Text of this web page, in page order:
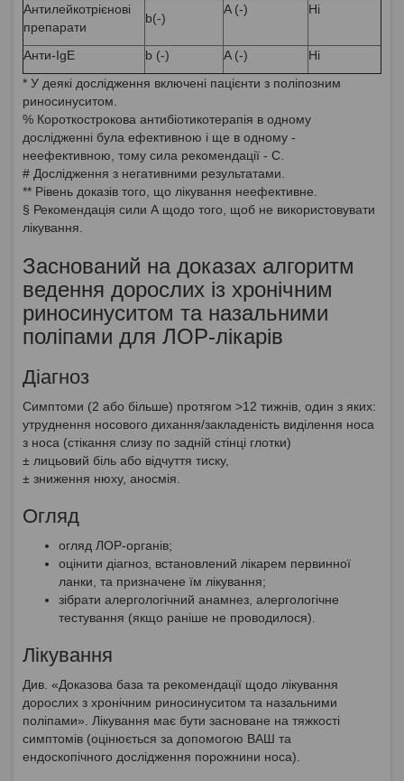
Антилейкотрієнові
препарати
b(-)
A (-) Ні
Анти-IgE b (-) A (-)
Ні
* У деякі дослідження включені пацієнти з поліпозним
риносинуситом.
% Короткострокова антибіотикотерапія в одному
дослідженні була ефективною і ще в одному -
неефективною, тому сила рекомендації - С.
# Дослідження з негативними результатами.
** Рівень доказів того, що лікування неефективне.
§ Рекомендація сили А щодо того, щоб не використовувати
лікування.
Заснований на доказах алгоритм
ведення дорослих із хронічним
риносинуситом та назальними
поліпами для ЛОР-лікарів
Діагноз
Симптоми (2 або більше) протягом >12 тижнів, один з яких:
утруднення носового дихання/закладеність виділення носа
з носа (стікання слизу по задній стінці глотки)
± лицьовий біль або відчуття тиску,
± зниження нюху, аносмія.
Огляд
огляд ЛОР-органів;
оцінити діагноз, встановлений лікарем первинної
ланки, та призначене їм лікування;
зібрати алергологічний анамнез, алергологічне
тестування (якщо раніше не проводилося).
Лікування
Див. «Доказова база та рекомендації щодо лікування
дорослих з хронічним риносинуситом та назальними
поліпами». Лікування має бути засноване на тяжкості
симптомів (оцінюється за допомогою ВАШ та
ендоскопічного дослідження порожнини носа).